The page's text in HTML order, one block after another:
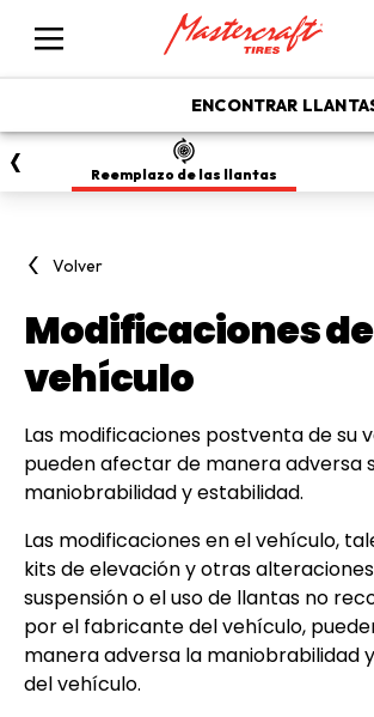
ENCONTRAR
Reemplazo de las llantas
Volver
Modificaciones
vehículo
Las modificaciones postventa de su
pueden afectar de manera adversa
maniobrabilidad y estabilidad.
Las modificaciones en el vehículo,
kits de elevación y otras
suspensión o el uso de llantas no
por el fabricante del vehículo,
manera adversa la maniobrabilidad
del vehículo.